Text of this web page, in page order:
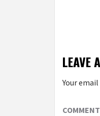
LEAVE
Your
COMMENT